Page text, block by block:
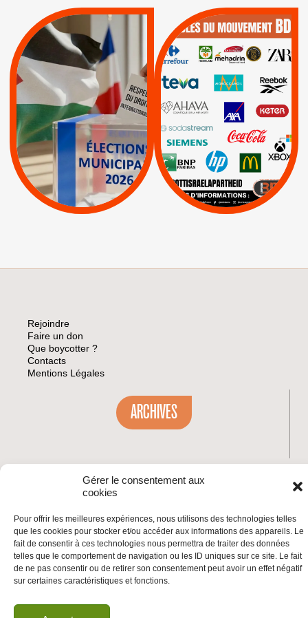
Gérer le consentement aux
cookies
Pour offrir les meilleures expériences, nous utilisons des technologies telles
que les cookies pour stocker et/ou accéder aux informations des appareils. Le
fait de consentir à ces technologies nous permettra de traiter des données
telles que le comportement de navigation ou les ID uniques sur ce site. Le fait
de ne pas consentir ou de retirer son consentement peut avoir un effet négatif
sur certaines caractéristiques et fonctions.
MUNICIPALES 2026 :
JE VOTE POUR LE
RESPECT DU DROIT
INTERNATIONAL EN
PALESTINE
APPELS | Actus |
Espaces Sans
Apartheid
| Lettres d'interpellation
QUE BOYCOTTER ?
BOYCOTT /
AXA BNP | CAF |
Carrefour | HP |
Keter |
Livres et brochures |
Mehadrin | PUMA
Sodastream |
Visuels, tracts,
affiches,...
Rejoindre
Faire un don
Que boycotter ?
Contacts
Mentions Légales
ARCHIVES
INSCRIVEZ-VOUS À LA NEWSLETTER
Inscrivez-vous à la Newsletter
Email
Valider
© 2026 | BDS France | Boycott Désinvestissement Sanctions, la réponse